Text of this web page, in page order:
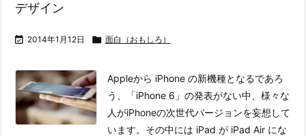
デザイン
 2014年1月12日  面白（おもしろ）
Appleから iPhone の新機種となるであろ
う、「iPhone 6」の発表がない中、様々な
人がiPhoneの次世代バージョンを妄想して
います。 その中には iPad が iPad Air にな